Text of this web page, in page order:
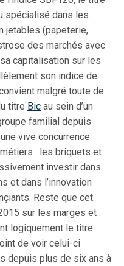
spécialisé dans les
jetables (papeterie,
des marchés avec
capitalisation sur les
son indice de
malgré toute de
titre Bic au sein d’un
familial depuis
vive concurrence
: les briquets et
investir dans
et dans l’innovation
Reste que cet
sur les marges et
logiquement le titre
de voir celui-ci
depuis plus de six ans à